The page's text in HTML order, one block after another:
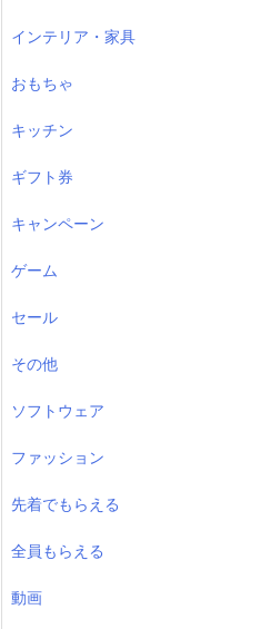
インテリア・家具
おもちゃ
キッチン
ギフト券
キャンペーン
ゲーム
セール
その他
ソフトウェア
ファッション
先着でもらえる
全員もらえる
動画